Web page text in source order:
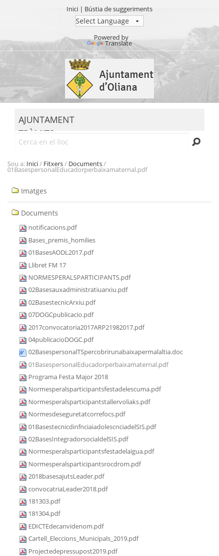
Inici | Bústia de suggeriments
Powered by
Translate
contingut.
Salta
AJUNTAMENT
TRÀMITS
SEU ELECTRÒNICA
TRANSPARÈNCIA
Sou a: Inici/ Fitxers/ Documents/
01BasespersonalEducadorperbaixamaternal.pdf
Navegació
Imatges
Documents
notificacions.pdf
Bases_premis_homilies
01BasesAODL2017.pdf
Llibret FM 17
NORMESPERALSPARTICIPANTS.pdf
02Basesauxadministratiuarxiu.pdf
02BasestecnicArxiu.pdf
07DOGCpublicacio.pdf
2017convocatoria2017ARP21982017.pdf
04publicacioDOGC.pdf
02BasespersonalTSpercobrirunabaixapermalaltia.doc
01BasespersonalEducadorperbaixamaternal.pdf
Programa Festa Major 2018
Normesperalsparticipantsfestadelescuma.pdf
Normesperalsparticipantstallervoliaks.pdf
Normesdeseguretatcorrefocs.pdf
01BasestecnicdinfnciaiadolescnciadelSIS.pdf
02BasesIntegradorsocialdelSIS.pdf
Normesperalsparticipantsfestadelaigua.pdf
Normesperalsparticipantsrocdrom.pdf
2018basesajutsLeader.pdf
convocatriaLeader2018.pdf
181303.pdf
181304.pdf
EDICTEdecanvidenom.pdf
Cartell_Eleccions_Municipals_2019.pdf
Projectedepressupost2019.pdf